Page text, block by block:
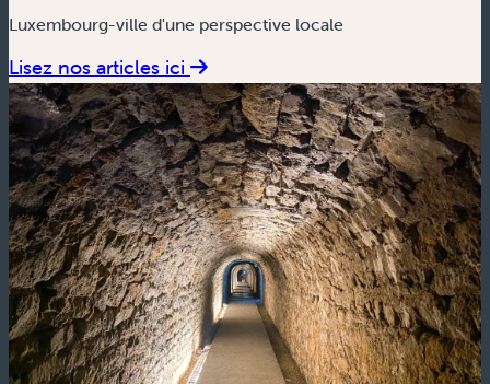
Luxembourg-ville d'une perspective locale
Lisez nos articles ici